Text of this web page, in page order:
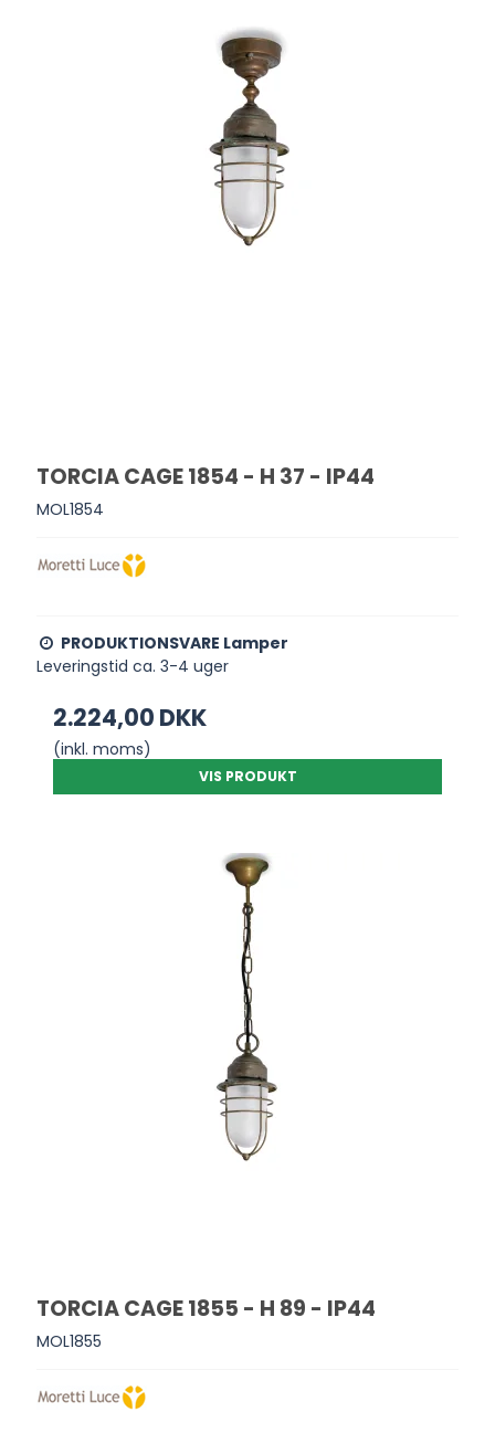
TORCIA CAGE 1854 - H 37 - IP44
MOL1854
PRODUKTIONSVARE Lamper
Leveringstid ca. 3-4 uger
2.224,00 DKK
(inkl. moms)
VIS PRODUKT
TORCIA CAGE 1855 - H 89 - IP44
MOL1855